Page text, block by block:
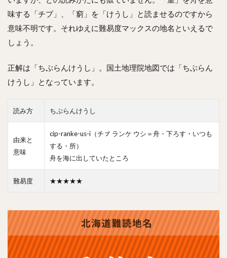
味する「チプ」、「窮」を「けうし」と読ませるのですから
意味不明です。それゆえに難易度マックスの地名といえるで
しょう。
正解は「ちぷらんけうし」。国土地理院地図では「ちぶらん
けうし」となっています。
読み方 ちぷらんけうし
由来と
意味
cip-ranke-us-i（チㇷ゚ ランケ ウシ＝舟・下ろす・いつも
する・所）
舟を海に出していたところ
難易度 ★★★★★